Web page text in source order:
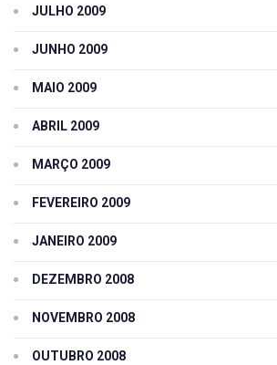
JULHO 2009
JUNHO 2009
MAIO 2009
ABRIL 2009
MARÇO 2009
FEVEREIRO 2009
JANEIRO 2009
DEZEMBRO 2008
NOVEMBRO 2008
OUTUBRO 2008